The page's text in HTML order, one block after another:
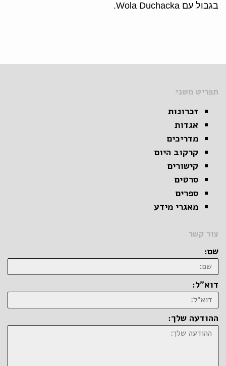
בגבול עם Wola Duchacka.
תפריט משני
זכרונות
אגדות
מדריכים
קרקוב היום
קישורים
סרטים
ספרים
מאגרי מידע
צור קשר
שם:
דוא״ל:
ההודעה שלך: